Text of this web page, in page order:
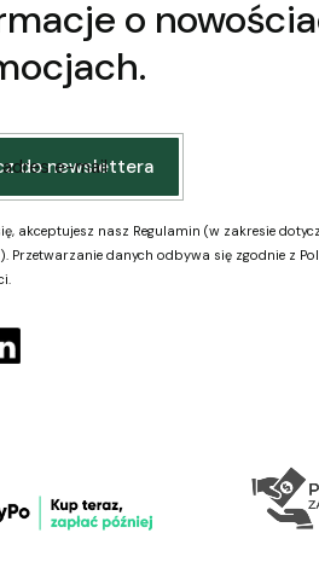
o
e-mail
do newslettera
akceptujesz nasz Regulamin (w zakresie
Przetwarzanie danych odbywa się zgodnie z